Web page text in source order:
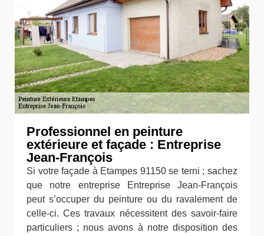
Professionnel en peinture
extérieure et façade : Entreprise
Jean-François
Si votre façade à Etampes 91150 se terni ; sachez
que notre entreprise Entreprise Jean-François
peut s’occuper du peinture ou du ravalement de
celle-ci. Ces travaux nécessitent des savoir-faire
particuliers ; nous avons à notre disposition des